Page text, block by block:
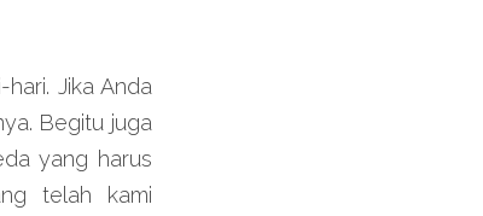
Jika Anda
Begitu juga
yang harus
telah kami